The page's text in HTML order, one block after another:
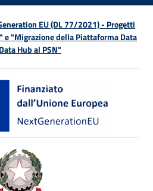
EU (DL 77/2021) - Progetti
e "Migrazione della Piattaforma Data
Hub al PSN"